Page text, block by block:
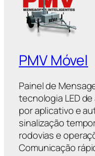
PMV Móvel
Painel de
tecnologia LED
por aplicativo e
sinalização
rodovias e
Comunicação